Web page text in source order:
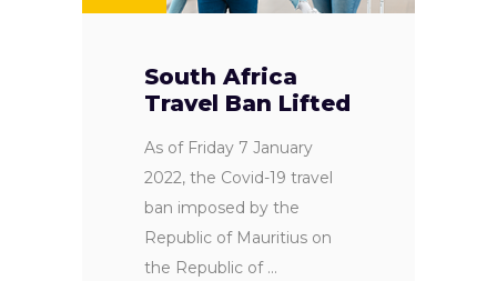
South Africa
Travel Ban Lifted
As of Friday 7 January
2022, the Covid-19 travel
ban imposed by the
Republic of Mauritius on
the Republic of